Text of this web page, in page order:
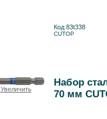
Код 83t338
CUTOP
Увеличить
Набор
70 мм